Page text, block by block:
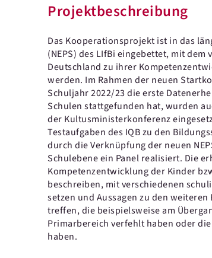
Projektbeschreibung
Das Kooperationsprojekt ist in das
(NEPS) des LIfBi eingebettet, mit
Deutschland zu ihrer
werden. Im Rahmen der neuen
Schuljahr 2022/23 die erste
Schulen stattgefunden hat, wurden
der Kultusministerkonferenz
Testaufgaben des IQB zu den
durch die Verknüpfung der neuen
Schulebene ein Panel realisiert. Die
Kompetenzentwicklung der Kinder
beschreiben, mit verschiedenen
setzen und Aussagen zu den
treffen, die beispielsweise am
Primarbereich verfehlt haben oder
haben.